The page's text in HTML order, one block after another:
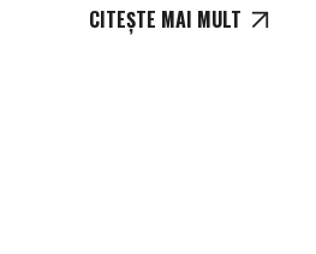
CITEȘTE MAI MULT